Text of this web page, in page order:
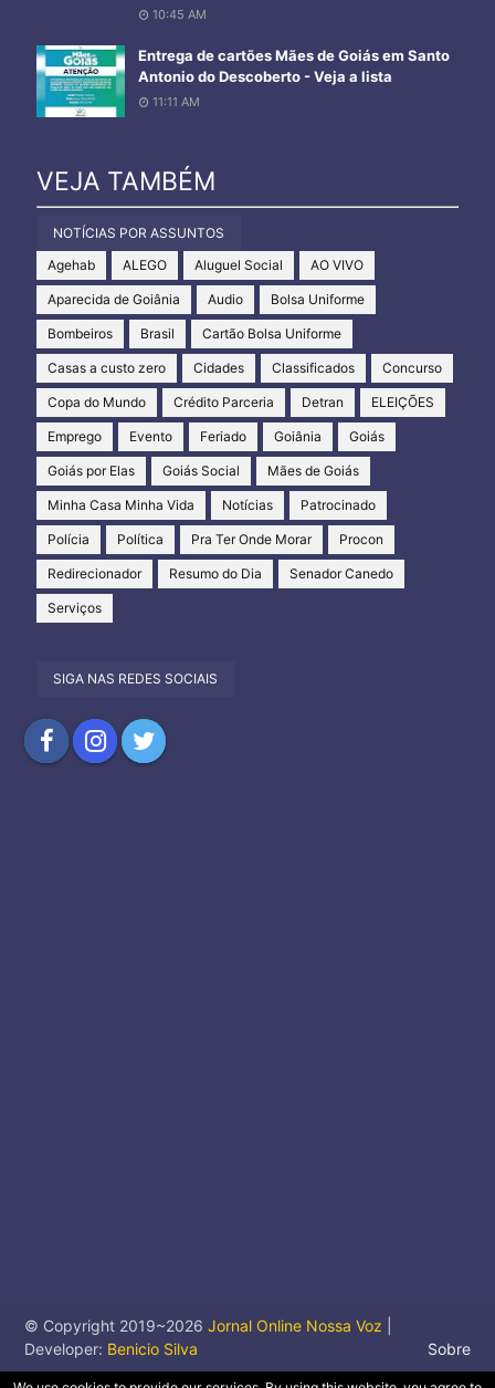
10:45 AM
Entrega de cartões Mães de Goiás em Santo
Antonio do Descoberto - Veja a lista
11:11 AM
VEJA TAMBÉM
NOTÍCIAS POR ASSUNTOS
Agehab
ALEGO Aluguel Social AO VIVO
Aparecida de Goiânia Audio Bolsa Uniforme
Bombeiros Brasil Cartão Bolsa Uniforme
Casas a custo zero Cidades Classificados Concurso
Copa do Mundo Crédito Parceria Detran ELEIÇÕES
Emprego Evento Feriado Goiânia Goiás
Goiás por Elas Goiás Social Mães de Goiás
Minha Casa Minha Vida Notícias Patrocinado
Polícia Política Pra Ter Onde Morar Procon
Redirecionador Resumo do Dia Senador Canedo
Serviços
SIGA NAS REDES SOCIAIS
© Copyright 2019~2026 Jornal Online Nossa Voz
Developer: Benicio Silva Sobre